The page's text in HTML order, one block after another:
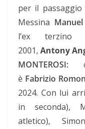
per il
Messina
l’ex terzino
2001, Antony
MONTEROSI:
è Fabrizio
2024. Con lui
in seconda),
atletico),